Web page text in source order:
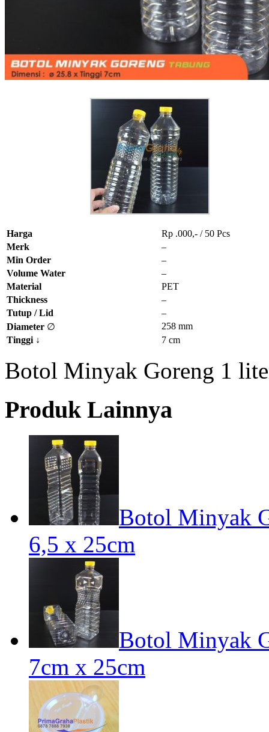
Harga
Rp .000,- / 50 Pcs
Merk
–
Min Order
–
Volume Water
–
Material
PET
Thickness
–
Tutup / Lid
–
Diameter ∅
258 mm
Tinggi ↓ 7 cm
Botol Minyak Goreng 1
Produk Lainnya
Botol Minyak
6,5 x 25cm
Botol Minyak
7cm x 25cm